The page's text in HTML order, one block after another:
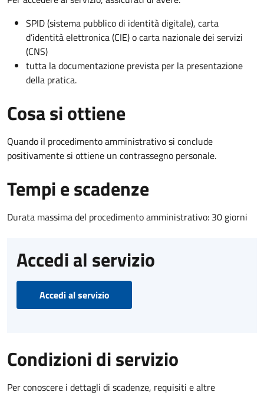
SPID (sistema pubblico di identità digitale), carta
d’identità elettronica (CIE) o carta nazionale dei servizi
(CNS)
tutta la documentazione prevista per la presentazione
della pratica.
Cosa si ottiene
Quando il procedimento amministrativo si conclude
positivamente si ottiene un contrassegno personale.
Tempi e scadenze
Durata massima del procedimento amministrativo: 30 giorni
Accedi al servizio
Accedi al servizio
Condizioni di servizio
Per conoscere i dettagli di scadenze, requisiti e altre